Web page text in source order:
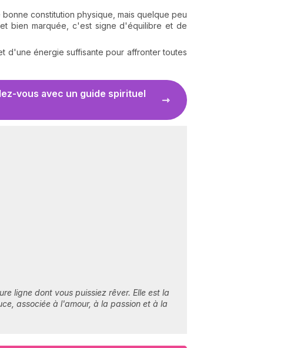
constitution physique, mais quelque peu
bien marquée, c'est signe d'équilibre et de
d'une énergie suffisante pour affronter toutes
vous avec un guide spirituel
ligne dont vous puissiez rêver. Elle est la
associée à l'amour, à la passion et à la